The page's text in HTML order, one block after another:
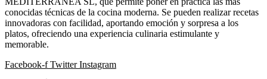
conocidas técnicas de la cocina moderna. Se pueden realizar recetas
innovadoras con facilidad, aportando emoción y sorpresa a los
platos, ofreciendo una experiencia culinaria estimulante y
memorable.
Facebook-f Twitter Instagram